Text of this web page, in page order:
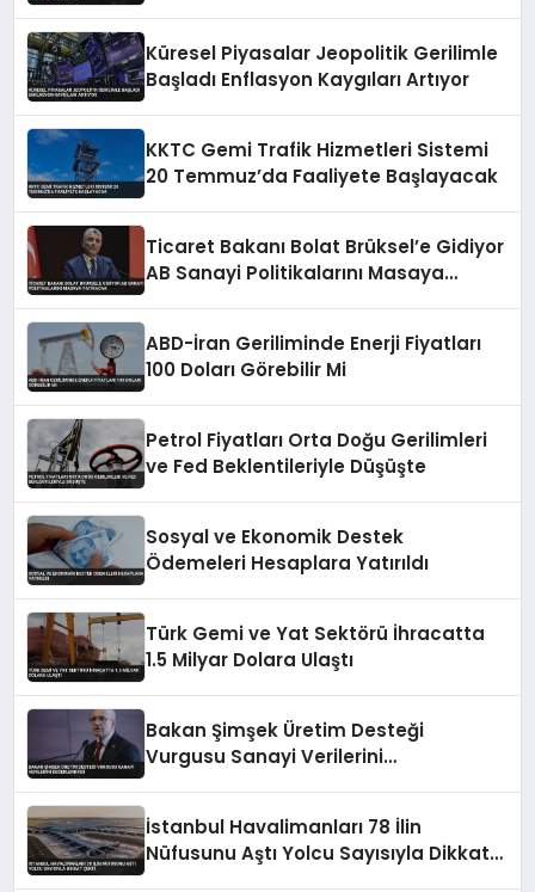
Küresel Piyasalar Jeopolitik Gerilimle
Başladı Enflasyon Kaygıları Artıyor
KKTC Gemi Trafik Hizmetleri Sistemi
20 Temmuz’da Faaliyete Başlayacak
Ticaret Bakanı Bolat Brüksel’e Gidiyor
AB Sanayi Politikalarını Masaya
ABD-İran Geriliminde Enerji Fiyatları
100 Doları Görebilir Mi
Petrol Fiyatları Orta Doğu Gerilimleri
ve Fed Beklentileriyle Düşüşte
Sosyal ve Ekonomik Destek
Ödemeleri Hesaplara Yatırıldı
Türk Gemi ve Yat Sektörü İhracatta
1.5 Milyar Dolara Ulaştı
Bakan Şimşek Üretim Desteği
Vurgusu Sanayi Verilerini
İstanbul Havalimanları 78 İlin
Nüfusunu Aştı Yolcu Sayısıyla Dikkat